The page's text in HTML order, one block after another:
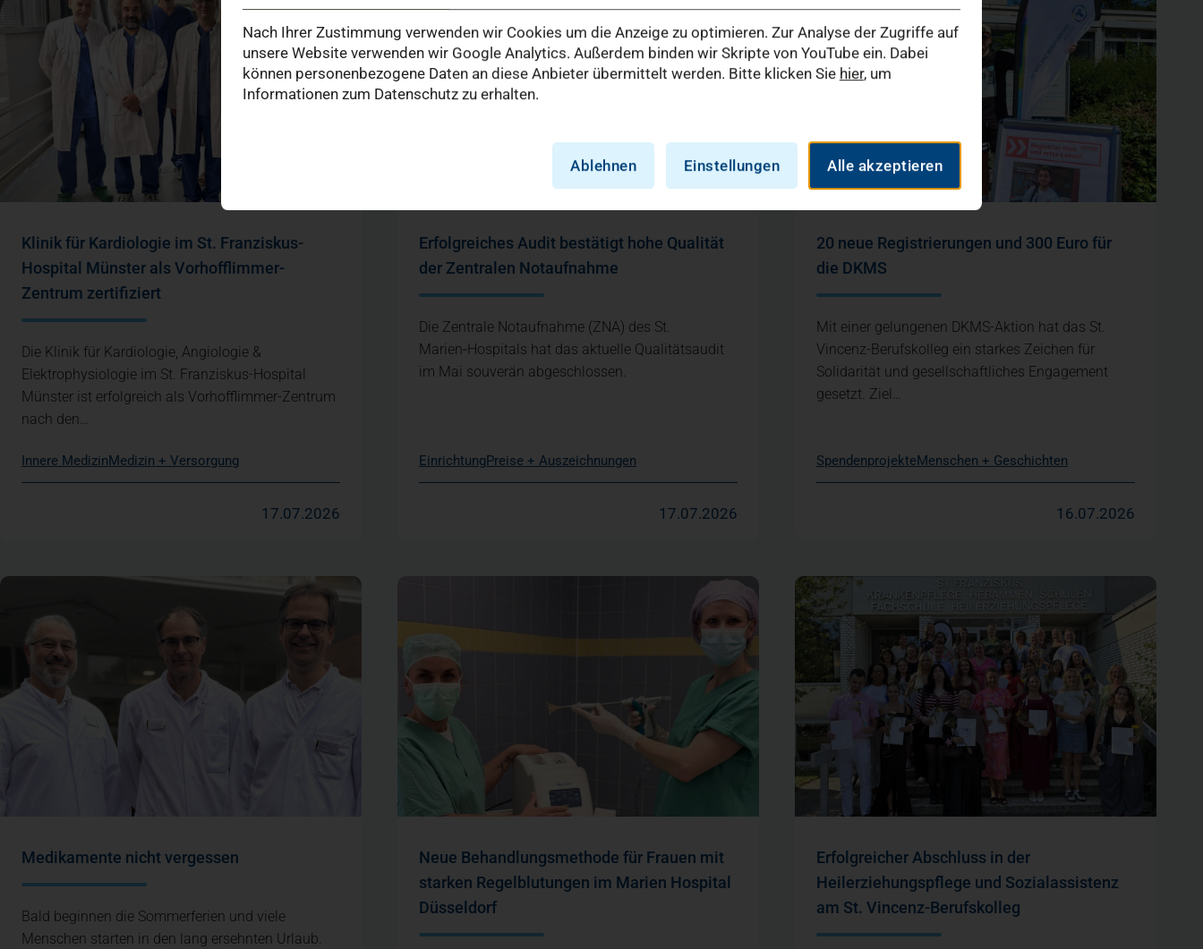
Klinik für Kardiologie im St. Franziskus-
Hospital Münster als Vorhofflimmer-
Zentrum zertifiziert
Die Klinik für Kardiologie, Angiologie &
Elektrophysiologie im St. Franziskus-Hospital
Münster ist erfolgreich als Vorhofflimmer-Zentrum
nach den…
Innere MedizinMedizin + Versorgung
17.07.2026
Erfolgreiches Audit bestätigt hohe Qualität
der Zentralen Notaufnahme
Die Zentrale Notaufnahme (ZNA) des St.
Marien‑Hospitals hat das aktuelle Qualitätsaudit
im Mai souverän abgeschlossen.
EinrichtungPreise + Auszeichnungen
17.07.2026
20 neue Registrierungen und 300 Euro für
die DKMS
Mit einer gelungenen DKMS-Aktion hat das St.
Vincenz-Berufskolleg ein starkes Zeichen für
Solidarität und gesellschaftliches Engagement
gesetzt. Ziel…
SpendenprojekteMenschen + Geschichten
16.07.2026
Medikamente nicht vergessen
Bald beginnen die Sommerferien und viele
Menschen starten in den lang ersehnten Urlaub.
Neue Behandlungsmethode für Frauen mit
starken Regelblutungen im Marien Hospital
Düsseldorf
Erfolgreicher Abschluss in der
Heilerziehungspflege und Sozialassistenz
am St. Vincenz-Berufskolleg
Nach Ihrer Zustimmung verwenden wir Cookies um die Anzeige zu optimieren. Zur Analyse der Zugriffe auf
unsere Website verwenden wir Google Analytics. Außerdem binden wir Skripte von YouTube ein. Dabei
können personenbezogene Daten an diese Anbieter übermittelt werden. Bitte klicken Sie hier, um
Informationen zum Datenschutz zu erhalten.
Ablehnen Einstellungen Alle akzeptieren